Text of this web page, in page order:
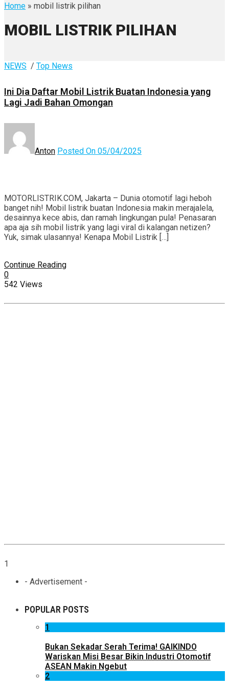
Home » mobil listrik pilihan
MOBIL LISTRIK PILIHAN
NEWS / Top News
Ini Dia Daftar Mobil Listrik Buatan Indonesia yang
Lagi Jadi Bahan Omongan
Anton Posted On 05/04/2025
MOTORLISTRIK.COM, Jakarta – Dunia otomotif lagi heboh
banget nih! Mobil listrik buatan Indonesia makin merajalela,
desainnya kece abis, dan ramah lingkungan pula! Penasaran
apa aja sih mobil listrik yang lagi viral di kalangan netizen?
Yuk, simak ulasannya! Kenapa Mobil Listrik […]
Continue Reading
0
542 Views
1
- Advertisement -
POPULAR POSTS
1
Bukan Sekadar Serah Terima! GAIKINDO
Wariskan Misi Besar Bikin Industri Otomotif
ASEAN Makin Ngebut
2